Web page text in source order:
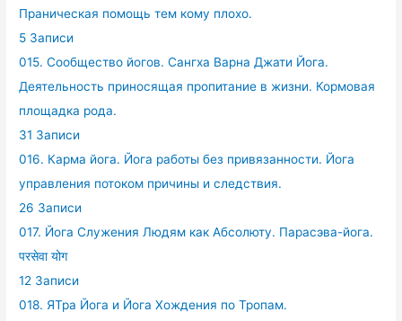
Праническая помощь тем кому плохо.
5 Записи
015. Сообщество йогов. Сангха Варна Джати Йога.
Деятельность приносящая пропитание в жизни. Кормовая
площадка рода.
31 Записи
016. Карма йога. Йога работы без привязанности. Йога
управления потоком причины и следствия.
26 Записи
017. Йога Служения Людям как Абсолюту. Парасэва-йога.
परसेवा योग
12 Записи
018. ЯТра Йога и Йога Хождения по Тропам.